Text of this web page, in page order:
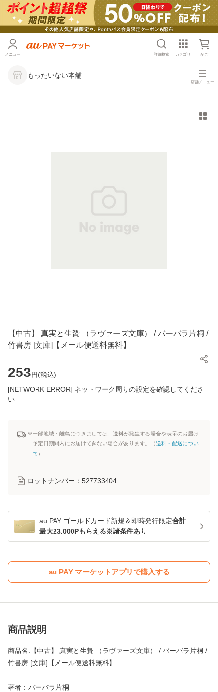
メニュー 詳細検索 カテゴリ かご
もったいない本舗
店舗メニュー
【中古】 真実と生贄 （ラヴァーズ文庫） / バーバラ片桐 /
竹書房 [文庫]【メール便送料無料】
253円(税込)
[NETWORK ERROR] ネットワーク周りの設定を確認してくださ
い
※一部地域・離島につきましては、送料が発生する場合や表示のお届け
予定日期間内にお届けできない場合があります。（送料・配送につい
て ）
ロットナンバー： 527733404
au PAY ゴールドカード新規＆即時発行限定合計
最大23,000Pもらえる※諸条件あり
au PAY マーケットアプリで購入する
商品説明
商品名:【中古】 真実と生贄 （ラヴァーズ文庫） / バーバラ片桐 /
竹書房 [文庫]【メール便送料無料】
著者：バーバラ片桐